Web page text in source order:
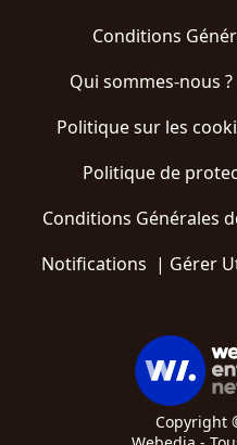
Conditions
Qui sommes-nous ?
Politique sur les
Politique de
Conditions Générales
Notifications | Gérer
Copyright